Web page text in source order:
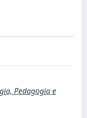
Pedagogia e